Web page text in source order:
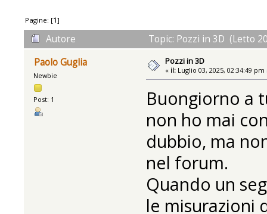
Pagine: [1]
Autore
Topic: Pozzi in 3D (Letto
Paolo Guglia
Newbie
Post: 1
Pozzi in 3D
« il: Luglio 03, 2025, 02:34:49 pm
Buongiorno a
non ho mai
dubbio, ma
nel forum.
Quando un
le misurazioni